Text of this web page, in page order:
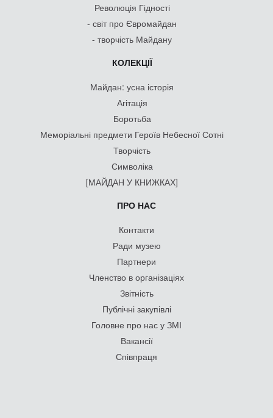
Революція Гідності
- світ про Євромайдан
- творчість Майдану
КОЛЕКЦІЇ
Майдан: усна історія
Агітація
Боротьба
Меморіальні предмети Героїв Небесної Сотні
Творчість
Символіка
[МАЙДАН У КНИЖКАХ]
ПРО НАС
Контакти
Ради музею
Партнери
Членство в організаціях
Звітність
Публічні закупівлі
Головне про нас у ЗМІ
Вакансії
Співпраця